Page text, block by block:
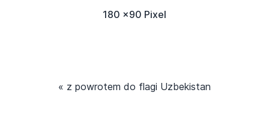
180 x90 Pixel
« z powrotem do flagi Uzbekistan